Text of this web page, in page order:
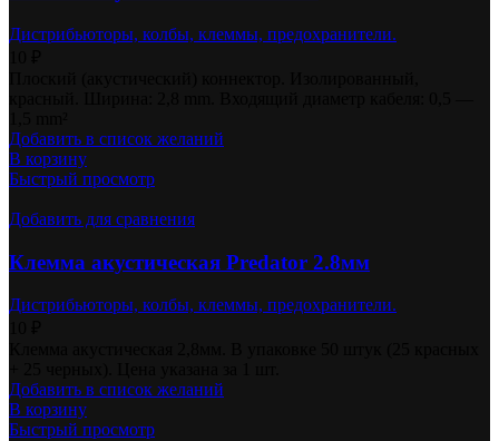
Дистрибьюторы, колбы, клеммы, предохранители.
Добавить в список желаний
В корзину
Быстрый просмотр
Добавить для сравнения
Клемма акустическая Predator 2.8мм
Дистрибьюторы, колбы, клеммы, предохранители.
Добавить в список желаний
В корзину
Быстрый просмотр